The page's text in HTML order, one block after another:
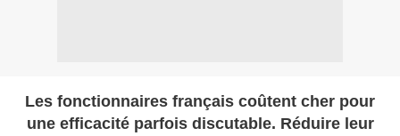
Les fonctionnaires français coûtent cher pour
une efficacité parfois discutable. Réduire leur